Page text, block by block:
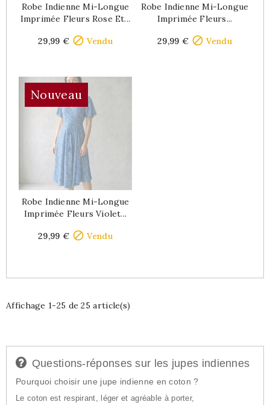
Robe Indienne Mi-Longue
Imprimée Fleurs Rose Et...
29,99 €  Vendu
Robe Indienne Mi-Longue
Imprimée Fleurs...
29,99 €  Vendu
Nouveau
Robe Indienne Mi-Longue
Imprimée Fleurs Violet...
29,99 €  Vendu
Affichage 1-25 de 25 article(s)
Questions-réponses sur les jupes indiennes
Pourquoi choisir une jupe indienne en coton ?
Le coton est respirant, léger et agréable à porter,